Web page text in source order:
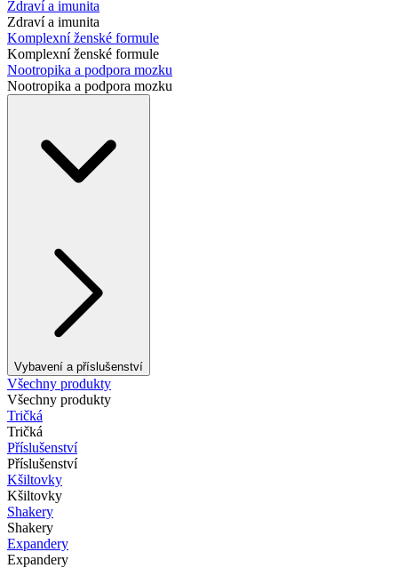
Zdraví a imunita
Zdraví a imunita
Komplexní ženské formule
Komplexní ženské formule
Nootropika a podpora mozku
Nootropika a podpora mozku
Vybavení a příslušenství
Všechny produkty
Všechny produkty
Tričká
Tričká
Příslušenství
Příslušenství
Kšiltovky
Kšiltovky
Shakery
Shakery
Expandery
Expandery